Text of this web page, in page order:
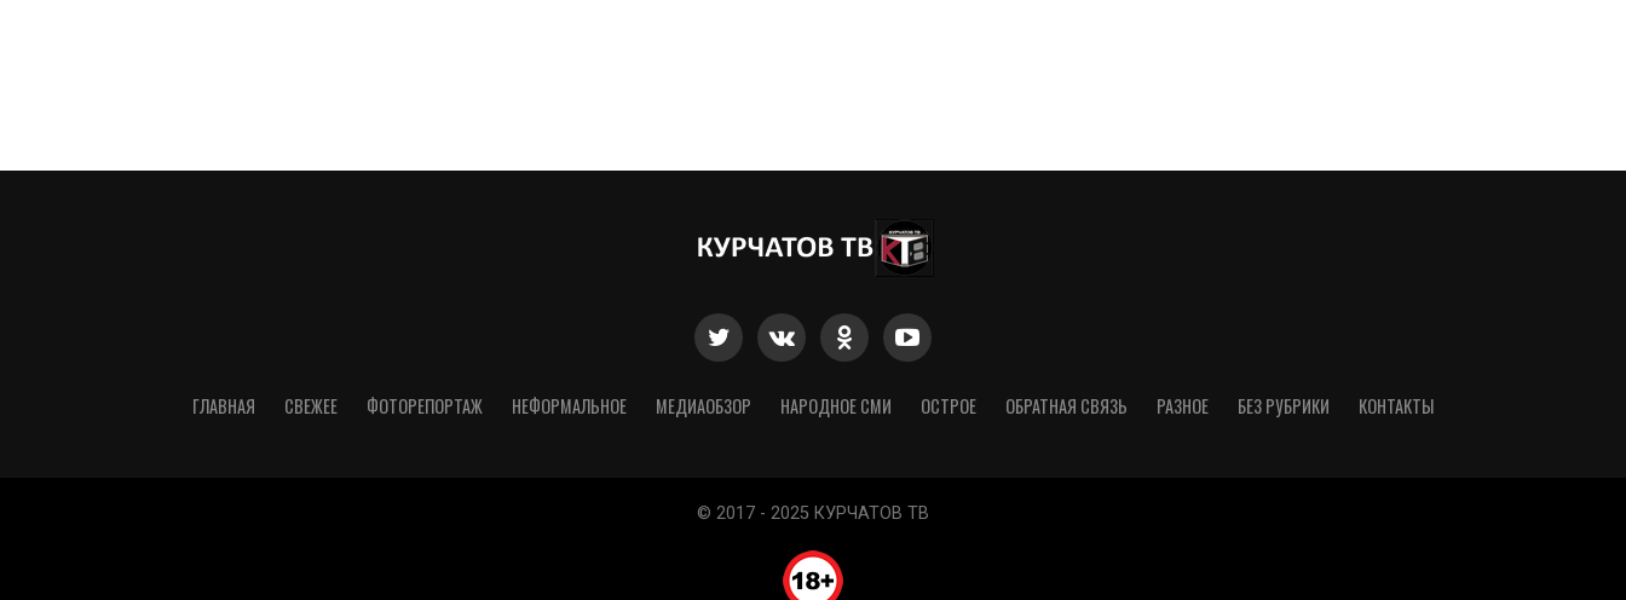
ГЛАВНАЯ СВЕЖЕЕ ФОТОРЕПОРТАЖ НЕФОРМАЛЬНОЕ МЕДИАОБЗОР НАРОДНОЕ СМИ ОСТРОЕ ОБРАТНАЯ СВЯЗЬ РАЗНОЕ БЕЗ РУБРИКИ КОНТАКТЫ
© 2017 - 2025 КУРЧАТОВ ТВ